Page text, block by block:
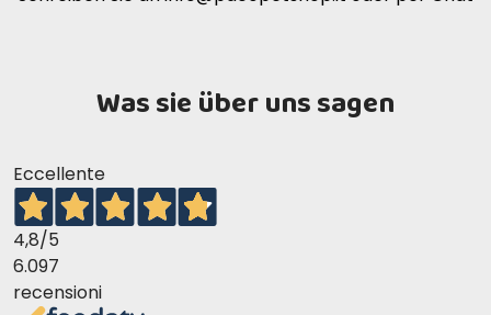
Was sie über uns sagen
Eccellente
4,8/5
6.097
recensioni